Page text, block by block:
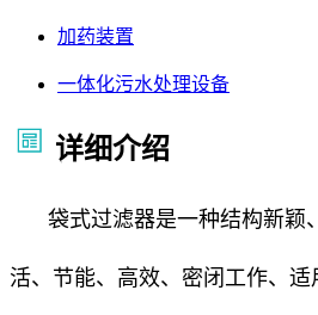
加药装置
一体化污水处理设备
详细介绍
袋式过滤器是一种结构新颖
活、节能、高效、密闭工作、